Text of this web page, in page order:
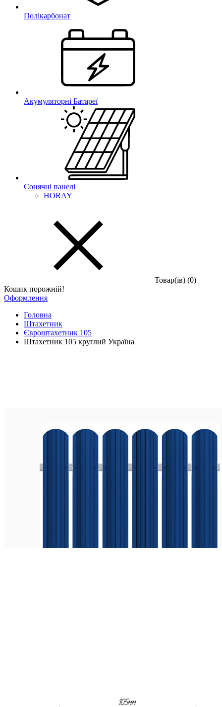
Полікарбонат
Акумуляторні Батареї
Сонячні панелі
HORAY
Товар(iв) (0)
Кошик порожній!
Оформлення
Головна
Штахетник
Євроштахетник 105
Штахетник 105 круглий Україна